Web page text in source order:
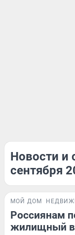
Новости и
сентября
МОЙ ДОМ
Россиянам
жилищный